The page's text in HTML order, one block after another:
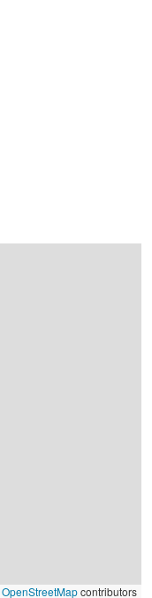
OpenStreetMapcontributors